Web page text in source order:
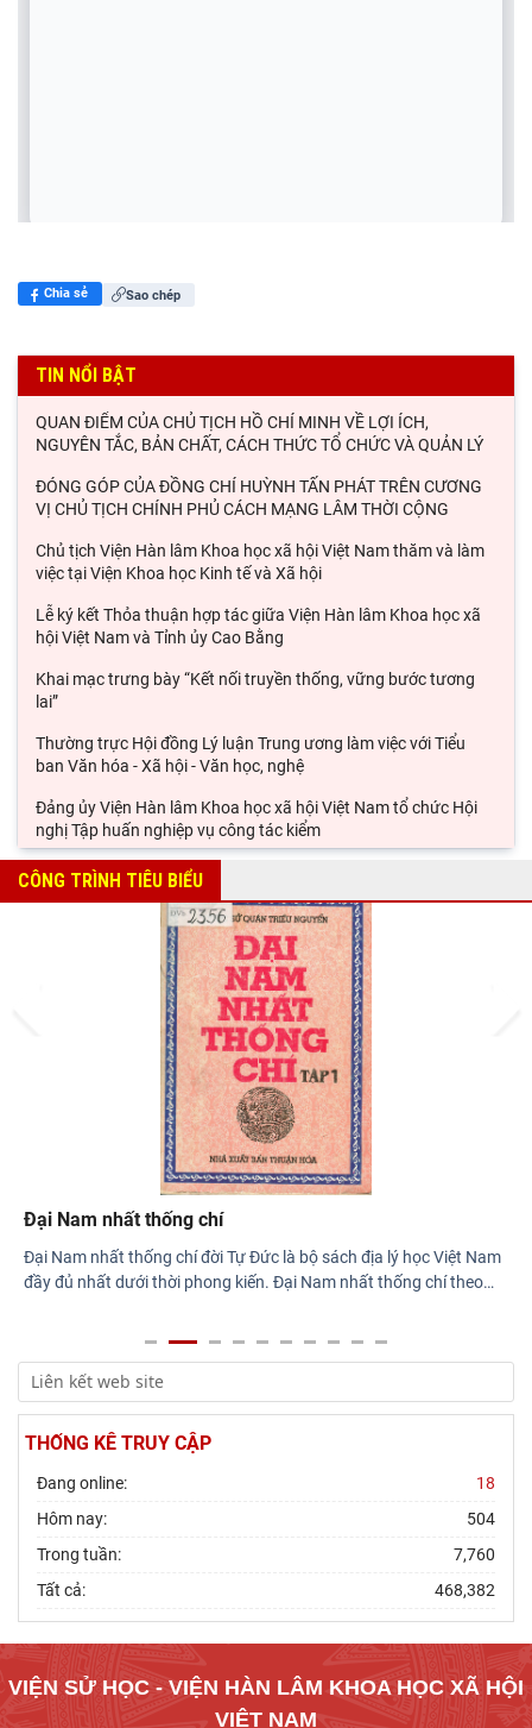
Chia sẻ Sao chép
TIN NỔI BẬT
QUAN ĐIỂM CỦA CHỦ TỊCH HỒ CHÍ MINH VỀ LỢI ÍCH,
NGUYÊN TẮC, BẢN CHẤT, CÁCH THỨC TỔ CHỨC VÀ QUẢN LÝ
ĐÓNG GÓP CỦA ĐỒNG CHÍ HUỲNH TẤN PHÁT TRÊN CƯƠNG
VỊ CHỦ TỊCH CHÍNH PHỦ CÁCH MẠNG LÂM THỜI CỘNG
Chủ tịch Viện Hàn lâm Khoa học xã hội Việt Nam thăm và làm
việc tại Viện Khoa học Kinh tế và Xã hội
Lễ ký kết Thỏa thuận hợp tác giữa Viện Hàn lâm Khoa học xã
hội Việt Nam và Tỉnh ủy Cao Bằng
Khai mạc trưng bày “Kết nối truyền thống, vững bước tương
lai”
Thường trực Hội đồng Lý luận Trung ương làm việc với Tiểu
ban Văn hóa - Xã hội - Văn học, nghệ
Đảng ủy Viện Hàn lâm Khoa học xã hội Việt Nam tổ chức Hội
nghị Tập huấn nghiệp vụ công tác kiểm
Viện Sử học tham gia Hội thảo khoa học quốc gia "Danh nhân
Hội thảo khoa học quốc gia “Danh nhân văn hóa Lê Quý Đôn -
Di sản và giá trị thời đại”
Rà soát công tác chuẩn bị Hội thảo khoa học quốc gia "Danh
nhân văn hóa Lê Quý Đôn - Di sản và giá
CÔNG TRÌNH TIÊU BIỂU
Đại Nam nhất thống chí
Đại Nam nhất thống chí đời Tự Đức là bộ sách địa lý học Việt Nam
đầy đủ nhất dưới thời phong kiến. Đại Nam nhất thống chí theo…
THỐNG KÊ TRUY CẬP
Đang online:
18
Hôm nay:
504
Trong tuần:
7,760
Tất cả:
468,382
VIỆN SỬ HỌC - VIỆN HÀN LÂM KHOA HỌC XÃ HỘI
VIỆT NAM